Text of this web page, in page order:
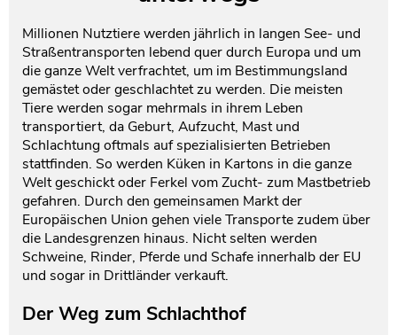
Millionen Nutztiere werden jährlich in langen See- und
Straßentransporten lebend quer durch Europa und um
die ganze Welt verfrachtet, um im Bestimmungsland
gemästet oder geschlachtet zu werden. Die meisten
Tiere werden sogar mehrmals in ihrem Leben
transportiert, da Geburt, Aufzucht, Mast und
Schlachtung oftmals auf spezialisierten Betrieben
stattfinden. So werden Küken in Kartons in die ganze
Welt geschickt oder Ferkel vom Zucht- zum Mastbetrieb
gefahren. Durch den gemeinsamen Markt der
Europäischen Union gehen viele Transporte zudem über
die Landesgrenzen hinaus. Nicht selten werden
Schweine, Rinder, Pferde und Schafe innerhalb der EU
und sogar in Drittländer verkauft.
Der Weg zum Schlachthof
Testament und Nachlass
Netzwerk- und Kooperationspartner